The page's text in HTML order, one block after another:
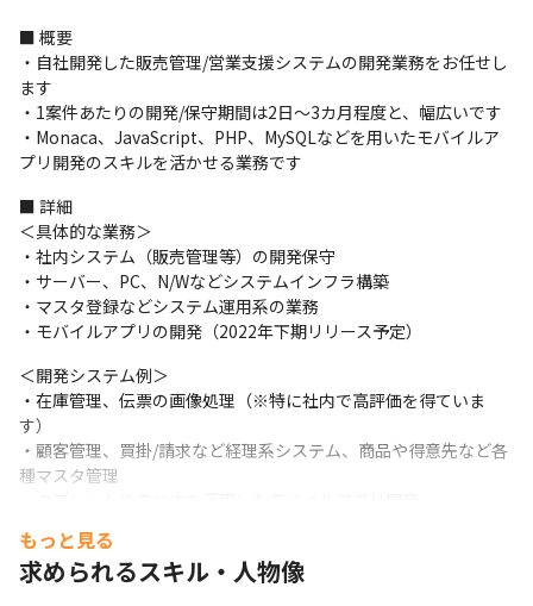
■ 概要
・自社開発した販売管理/営業支援システムの開発業務をお任せし
ます
・1案件あたりの開発/保守期間は2日～3カ月程度と、幅広いです
・Monaca、JavaScript、PHP、MySQLなどを用いたモバイルア
プリ開発のスキルを活かせる業務です
■ 詳細
＜具体的な業務＞
・社内システム（販売管理等）の開発保守
・サーバー、PC、N/Wなどシステムインフラ構築
・マスタ登録などシステム運用系の業務
・モバイルアプリの開発（2022年下期リリース予定）
＜開発システム例＞
・在庫管理、伝票の画像処理（※特に社内で高評価を得ていま
す）
・顧客管理、買掛/請求など経理系システム、商品や得意先など各
種マスタ管理
たシステム改修や開発
もっと見る
求められるスキル・人物像